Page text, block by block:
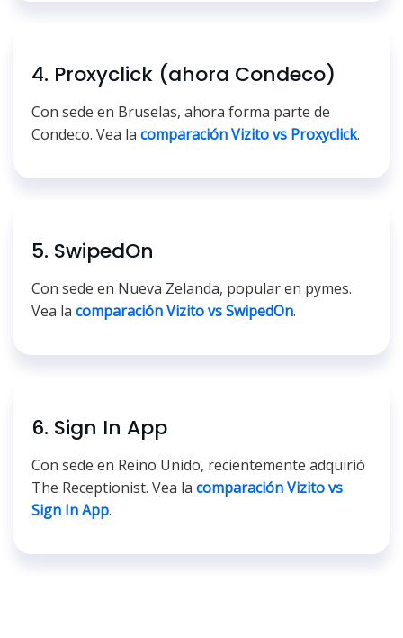
4. Proxyclick (ahora Condeco)
Con sede en Bruselas, ahora forma parte de
Condeco. Vea la comparación Vizito vs Proxyclick.
5. SwipedOn
Con sede en Nueva Zelanda, popular en pymes.
Vea la comparación Vizito vs SwipedOn.
6. Sign In App
Con sede en Reino Unido, recientemente adquirió
The Receptionist. Vea la comparación Vizito vs
Sign In App.